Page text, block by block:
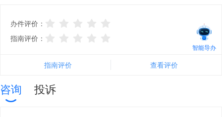
智能导办
办件评价：
指南评价：
指南评价 查看评价
咨询 投诉